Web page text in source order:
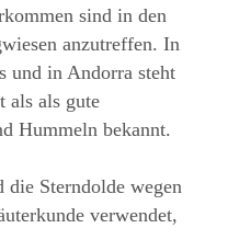
sind in den
anzutreffen. In
und in Andorra steht
als als gute
Hummeln bekannt.
Sterndolde wegen
verwendet,